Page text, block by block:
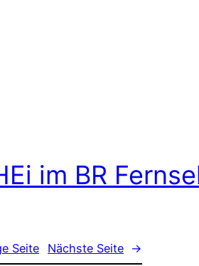
im BR
Seite Nächste Seite →